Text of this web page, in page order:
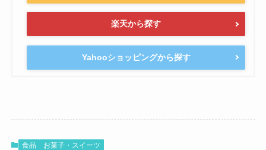
楽天から探す
Yahooショッピングから探す
食品 お菓子・スイーツ